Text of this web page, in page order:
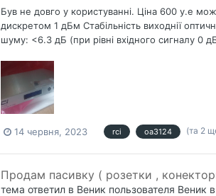
Був не довго у користуванні. Ціна 600 у.е
дискретом 1 дБм Стабільність виходнії
шуму: <6.3 дБ (при рівні вхідного сигналу 0
14 червня, 2023 rci oa3124 (та 2
Продам пасивку ( розетки ,
тема ответил в Веник пользователя Веник в